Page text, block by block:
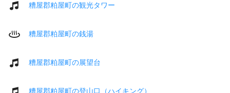
糟屋郡粕屋町の観光タワー
糟屋郡粕屋町の銭湯
糟屋郡粕屋町の展望台
糟屋郡粕屋町の登山口（ハイキング）